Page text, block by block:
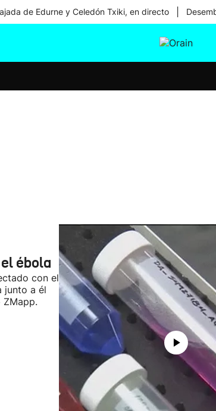
de Edurne y Celedón Txiki, en directo
ébola
con el
junto a él
ZMapp.